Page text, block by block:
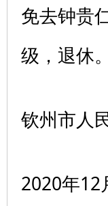
免去钟贵
级，退休。
钦州市人
2020年12